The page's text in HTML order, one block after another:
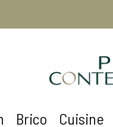
Brico Cuisine